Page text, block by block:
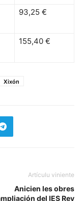
93,25 €
155,40 €
Xixón
Artículu viniente
Anicien les obres
del IES Rey